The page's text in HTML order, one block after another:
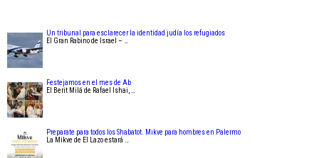
Un tribunal para esclarecer la identidad judía los refugiados
El Gran Rabino de Israel – …
Festejamos en el mes de Ab
El Berit Milá de Rafael Ishai, …
Preparate para todos los Shabatot. Mikve para hombres en Palermo
La Mikve de El Lazo estará …